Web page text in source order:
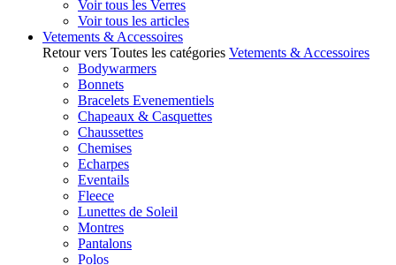
Voir tous les Verres
Voir tous les articles
Vetements & Accessoires
Retour vers Toutes les catégories Vetements & Accessoires
Bodywarmers
Bonnets
Bracelets Evenementiels
Chapeaux & Casquettes
Chaussettes
Chemises
Echarpes
Eventails
Fleece
Lunettes de Soleil
Montres
Pantalons
Polos